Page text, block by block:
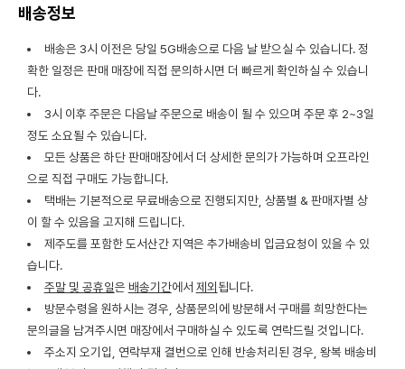
배송정보
배송은 3시 이전은 당일 5G배송으로 다음 날 받으실 수 있습니다. 정
확한 일정은 판매 매장에 직접 문의하시면 더 빠르게 확인하실 수 있습니
다.
3시 이후 주문은 다음날 주문으로 배송이 될 수 있으며 주문 후 2~3일
정도 소요될 수 있습니다.
모든 상품은 하단 판매매장에서 더 상세한 문의가 가능하며 오프라인
으로 직접 구매도 가능합니다.
택배는 기본적으로 무료배송으로 진행되지만, 상품별 & 판매자별 상
이 할 수 있음을 고지해 드립니다.
제주도를 포함한 도서산간 지역은 추가배송비 입금요청이 있을 수 있
습니다.
주말 및 공휴일은 배송기간에서 제외됩니다.
방문수령을 원하시는 경우, 상품문의에 방문해서 구매를 희망한다는
문의글을 남겨주시면 매장에서 구매하실 수 있도록 연락드릴 것입니다.
주소지 오기입, 연락부재 결번으로 인해 반송처리된 경우, 왕복 배송비